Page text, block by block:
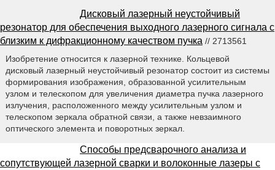
Дисковый лазерный неустойчивый
резонатор для обеспечения выходного лазерного сигнала с
близким к дифракционному качеством пучка // 2713561
Изобретение относится к лазерной технике. Кольцевой
дисковый лазерный неустойчивый резонатор состоит из системы
формирования изображения, образованной усилительным
узлом и телескопом для увеличения диаметра пучка лазерного
излучения, расположенного между усилительным узлом и
телескопом зеркала обратной связи, а также невзаимного
оптического элемента и поворотных зеркал.
Способы предсварочного анализа и
сопутствующей лазерной сварки и волоконные лазеры с